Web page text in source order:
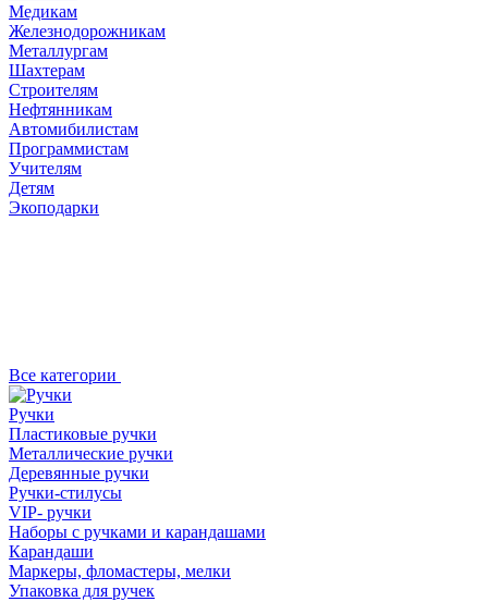
Медикам
Железнодорожникам
Металлургам
Шахтерам
Строителям
Нефтянникам
Автомибилистам
Программистам
Учителям
Детям
Экоподарки
Все категории
Ручки
Пластиковые ручки
Металлические ручки
Деревянные ручки
Ручки-стилусы
VIP- ручки
Наборы с ручками и карандашами
Карандаши
Маркеры, фломастеры, мелки
Упаковка для ручек